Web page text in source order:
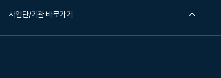
사업단/기관 바로가기